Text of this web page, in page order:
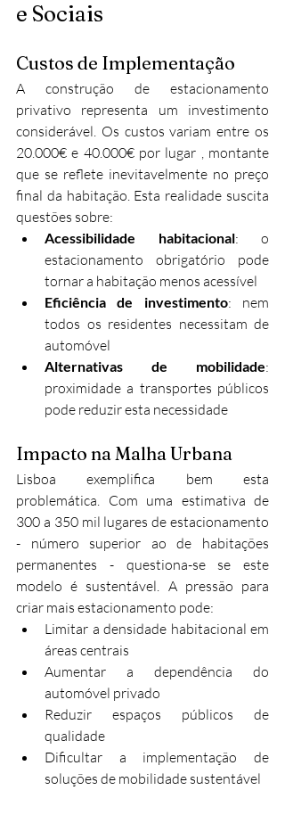
e Sociais
Custos de Implementação
A construção de estacionamento
privativo representa um investimento
considerável. Os custos variam entre os
20.000€ e 40.000€ por lugar , montante
que se reflete inevitavelmente no preço
final da habitação. Esta realidade suscita
questões sobre:
Acessibilidade habitacional: o
estacionamento obrigatório pode
tornar a habitação menos acessível
Eficiência de investimento: nem
todos os residentes necessitam de
automóvel
Alternativas de mobilidade:
proximidade a transportes públicos
pode reduzir esta necessidade
Impacto na Malha Urbana
Lisboa exemplifica bem esta
problemática. Com uma estimativa de
300 a 350 mil lugares de estacionamento
- número superior ao de habitações
permanentes - questiona-se se este
modelo é sustentável. A pressão para
criar mais estacionamento pode:
Limitar a densidade habitacional em
áreas centrais
Aumentar a dependência do
automóvel privado
Reduzir espaços públicos de
qualidade
Dificultar a implementação de
soluções de mobilidade sustentável